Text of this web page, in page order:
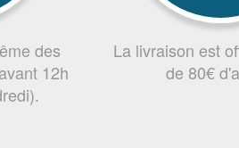
des
12h
La livraison est
de 80€